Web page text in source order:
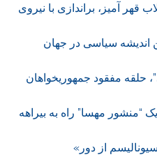
قهر آمیز، براندازی با نیروی
اندیشه سیاسی در جهان
حلقه مفقود جمهوریخواهان
“منشور مهسا” راه به بیراهه
از دور»